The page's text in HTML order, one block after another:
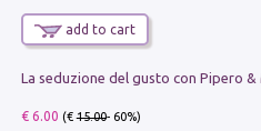
add to cart
€ 6.00 (€15.00- 60%)